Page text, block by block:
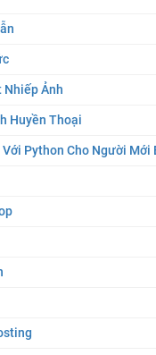
Nhiếp Ảnh
Huyền Thoại
Với Python Cho Người Mới